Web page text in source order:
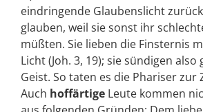
eindringende Glaubenslicht
glauben, weil sie sonst ihr
müßten. Sie lieben die Finsternis
Licht (Joh. 3, 19); sie sündigen also
Geist. So taten es die Phariser zur
Auch hoffärtige Leute kommen